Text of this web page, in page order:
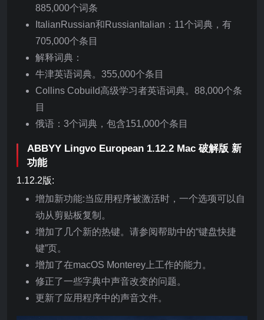
885,000个词条
ItalianRussian和RussianItalian：11个词典，有
705,000个条目
解释词典：
牛津英语词典。355,000个条目
Collins Cobuild高级学习者英语词典。88,000个条
目
俄语：3个词典，包含151,000个条目
ABBYY Lingvo European 1.12.2 Mac 破解版 新
功能
1.12.2版:
增加新功能:当应用程序被激活时，一个选项可以自
动从剪贴板复制。
增加了几个新的热键。请参阅帮助中的“键盘快捷
键”页。
增加了在macOS Monterey上工作的能力。
修正了一些字典中声音改变的问题。
更新了应用程序中的声音文件。